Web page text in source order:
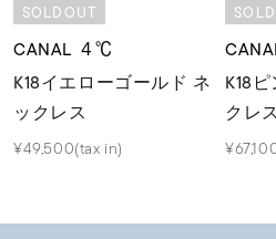
SOLDOUT
CANAL ４℃
K18イエローゴールド ネ
ックレス
¥49,500(tax in)
K18
クレス